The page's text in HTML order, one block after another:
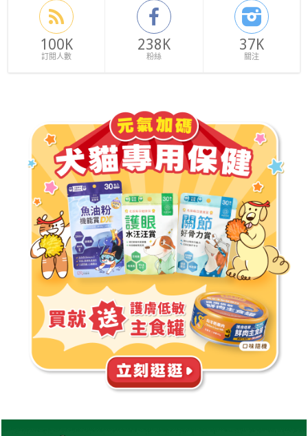
100K
訂閱人數
238K
粉絲
37K
關注